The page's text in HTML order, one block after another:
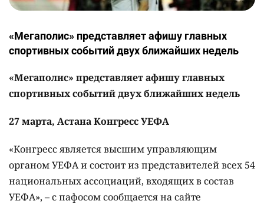
«Мегаполис» представляет афишу главных
спортивных событий двух ближайших недель
«Мегаполис» представляет афишу главных
спортивных событий двух ближайших недель
27 марта, Астана Конгресс УЕФА
«Конгресс является высшим управляющим
органом УЕФА и состоит из представителей всех 54
национальных ассоциаций, входящих в состав
УЕФА», – с пафосом сообщается на сайте